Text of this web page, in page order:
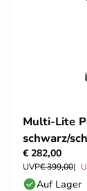
Multi-Lite
schwarz/
€ 282,00
UVP€ 399,00
Auf Lager